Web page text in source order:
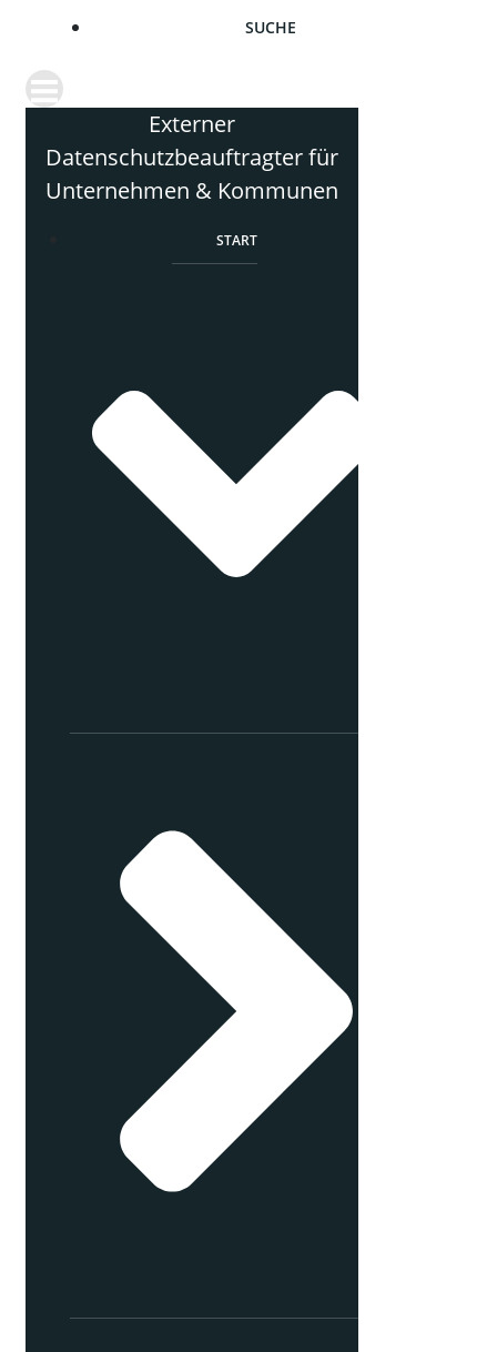
SUCHE
Externer
Datenschutzbeauftragter für
Unternehmen & Kommunen
START